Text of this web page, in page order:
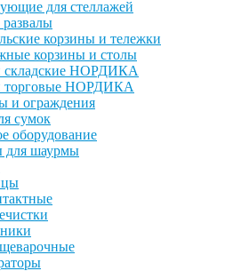
для стеллажей
корзины и тележки
корзины и столы
складские НОРДИКА
торговые НОРДИКА
и ограждения
сумок
оборудование
для шаурмы